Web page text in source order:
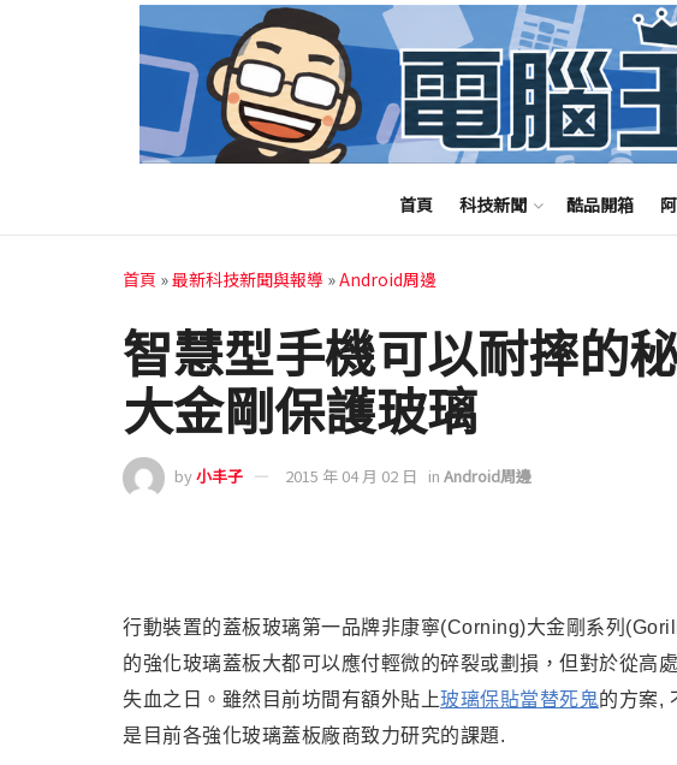
首頁 科技新聞 酷品開箱
首頁 »最新科技新聞與報導 »Android周邊
智慧型手機可以耐摔的
大金剛保護玻璃
by小丰子 2015 年 04 月 02 日 in Android周邊
行動裝置的蓋板玻璃第一品牌非康寧(Corning)大金剛系列
的強化玻璃蓋板大都可以應付輕微的碎裂或劃損，但對於從高
失血之日。雖然目前坊間有額外貼上玻璃保貼當替死鬼的方案,
是目前各強化玻璃蓋板廠商致力研究的課題.